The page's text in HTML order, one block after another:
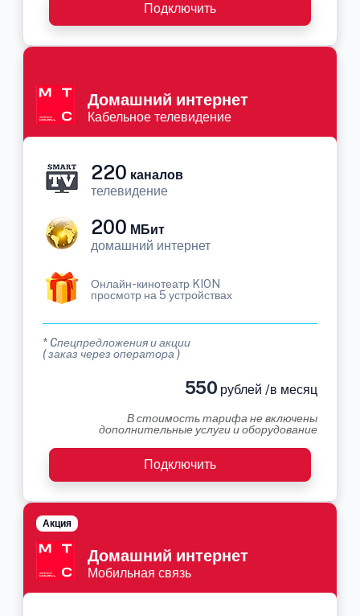
Подключить
Домашний интернет
Кабельное телевидение
220 каналов
телевидение
200 МБит
домашний интернет
Онлайн-кинотеатр KION
просмотр на 5 устройствах
* Cпецпредложения и акции
( заказ через оператора )
550 рублей /в месяц
В стоимость тарифа не включены
дополнительные услуги и оборудование
Подключить
Домашний интернет
Мобильная связь
Акция